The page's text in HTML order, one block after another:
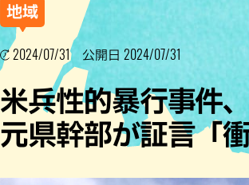
ステー
その他
地域
2024/07/31 公開日 2024/07/31
米兵性的暴行事件
元県幹部が証言「